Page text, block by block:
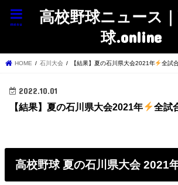
高校野球ニュース
球.online
menu
HOME 石川大会 【結果】夏の石川県大会2021年 全試
2022.10.01
【結果】夏の石川県大会2021年 全試
高校野球 夏の石川県大会 2021